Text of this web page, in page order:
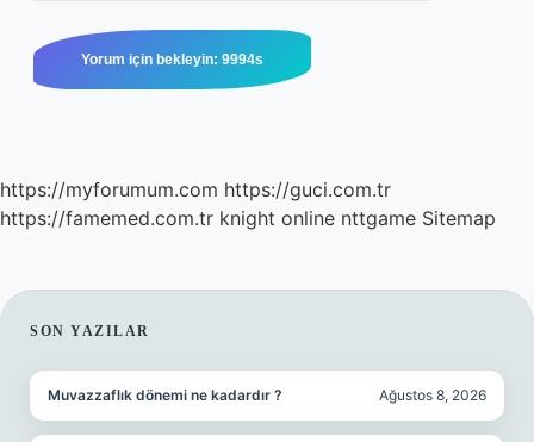
https://myforumum.com https://guci.com.tr
https://famemed.com.tr knight online nttgame Sitemap
SIDEBAR
SON YAZILAR
Muvazzaflık dönemi ne kadardır ? Ağustos 8, 2026